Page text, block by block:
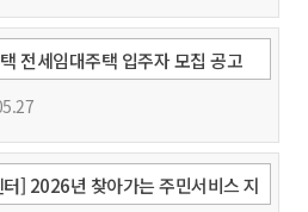
전세임대주택 입주자 모집 공고
] 2026년 찾아가는 주민서비스 지